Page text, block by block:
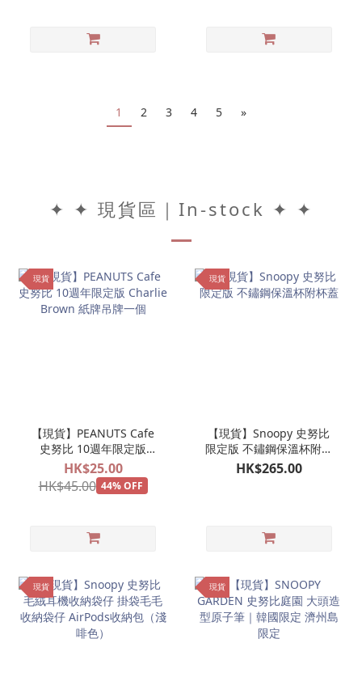
1 2 3 4 5 »
✦ ✦ 現貨區｜In-stock ✦ ✦
現貨
【現貨】PEANUTS Cafe
史努比 10週年限定版
Charlie Brown 紙牌吊牌
一個
HK$25.00
HK$45.00 44% OFF
現貨
【現貨】Snoopy 史努比
限定版 不鏽鋼保溫杯附杯
蓋
HK$265.00
現貨 現貨